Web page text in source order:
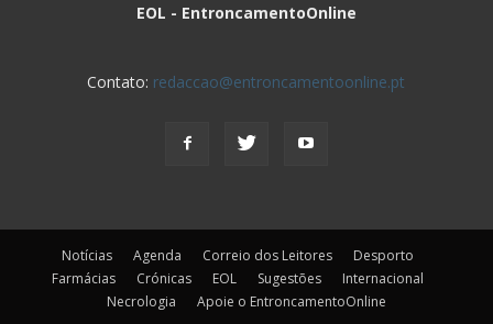
EOL - EntroncamentoOnline
Contato: redaccao@entroncamentoonline.pt
Notícias Agenda Correio dos Leitores
Desporto
Farmácias
Crónicas EOL Sugestões
Internacional
Necrologia
Apoie o EntroncamentoOnline